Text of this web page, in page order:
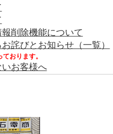
削除機能について
詫びとお知らせ（一覧）
おります。
お客様へ